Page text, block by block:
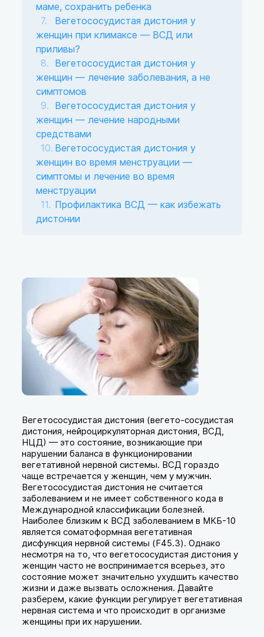
маме, сохранить ребенка
Вегетососудистая дистония у
женщин при климаксе — ВСД или
приливы?
Вегетососудистая дистония у
женщин — лечение заболевания, а не
симптомов
Вегетососудистая дистония у
женщин — лечение народными
средствами
Вегетососудистая дистония у
женщин во время менструации —
симптомы и лечение во время
менструации
Профилактика ВСД — как избежать
дистонии
Вегетососудистая дистония (вегето-сосудистая
дистония, нейроциркуляторная дистония, ВСД,
НЦД) — это состояние, возникающие при
нарушении баланса в функционировании
вегетативной нервной системы. ВСД гораздо
чаще встречается у женщин, чем у мужчин.
Вегетососудистая дистония не считается
заболеванием и не имеет собственного кода в
Международной классификации болезней.
Наиболее близким к ВСД заболеванием в МКБ-10
является соматоформная вегетативная
дисфункция нервной системы (F45.3). Однако
несмотря на то, что вегетососудистая дистония у
женщин часто не воспринимается всерьез, это
состояние может значительно ухудшить качество
жизни и даже вызвать осложнения. Давайте
разберем, какие функции регулирует вегетативная
нервная система и что происходит в организме
женщины при их нарушении.